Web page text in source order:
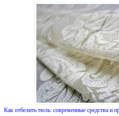
Как отбелить тюль: современные средства и